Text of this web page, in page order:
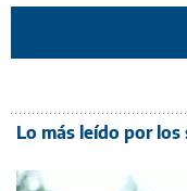
Lo más leído por los